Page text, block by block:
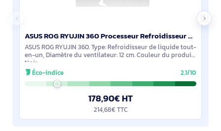
ASUS ROG RYUJIN 360 Processeur Refroidisseur de liquide tout-en-un 12 cm Noir 1 pièce(s) - 90RC0020-M0UAY0
ASUS ROG RYUJIN 360. Type: Refroidisseur de liquide tout-
en-un, Diamètre du ventilateur: 12 cm. Couleur du produit:
Noir
Éco-indice
2.1/10
178,90€ HT
214,68€ TTC